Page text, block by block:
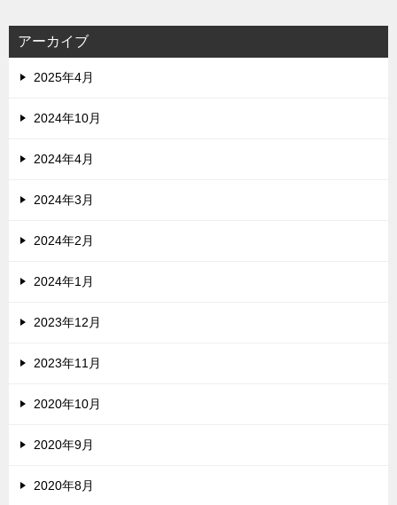
アーカイブ
2025年4月
2024年10月
2024年4月
2024年3月
2024年2月
2024年1月
2023年12月
2023年11月
2020年10月
2020年9月
2020年8月